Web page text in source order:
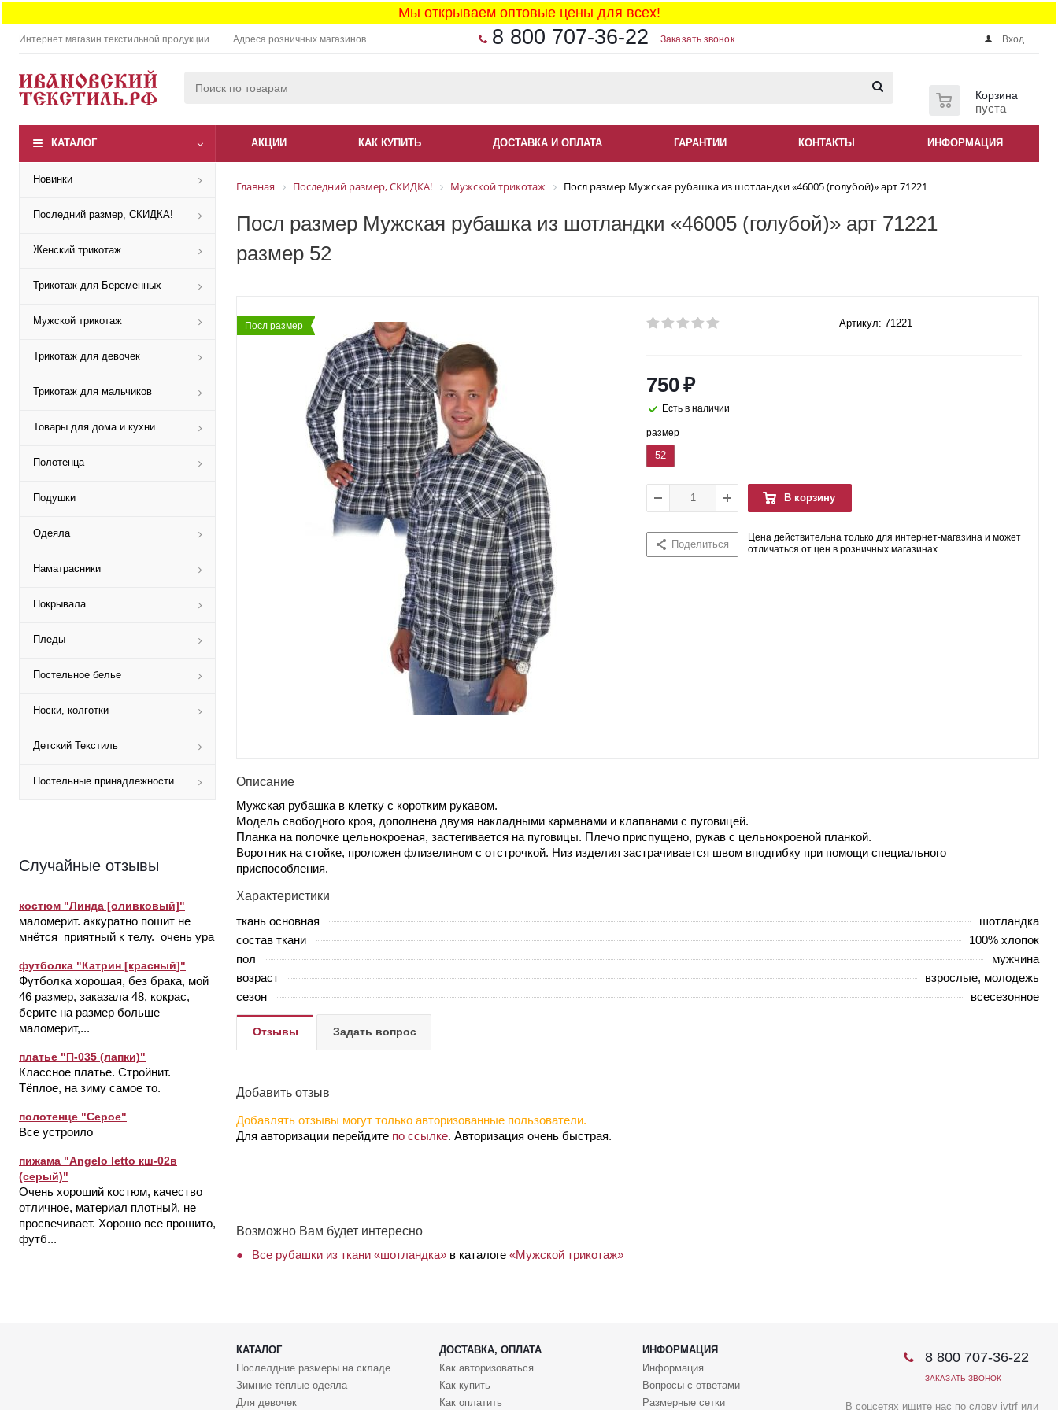
Мы открываем оптовые цены для всех!
Интернет магазин текстильной продукции Адреса розничных магазинов 8 800 707-36-22 Заказать звонок Вход
Корзина
пуста
КАТАЛОГ АКЦИИ КАК КУПИТЬ ДОСТАВКА И ОПЛАТА ГАРАНТИИ КОНТАКТЫ ИНФОРМАЦИЯ
Новинки
Последний размер, СКИДКА!
Женский трикотаж
Трикотаж для Беременных
Мужской трикотаж
Трикотаж для девочек
Трикотаж для мальчиков
Товары для дома и кухни
Полотенца
Подушки
Одеяла
Наматрасники
Покрывала
Пледы
Постельное белье
Носки, колготки
Детский Текстиль
Постельные принадлежности
Случайные отзывы
костюм "Линда [оливковый]"
маломерит. аккуратно пошит не
мнётся приятный к телу. очень ура
футболка "Катрин [красный]"
Футболка хорошая, без брака, мой
46 размер, заказала 48, кокрас,
берите на размер больше
маломерит,...
платье "П-035 (лапки)"
Классное платье. Стройнит.
Тёплое, на зиму самое то.
полотенце "Серое"
Все устроило
пижама "Angelo letto кш-02в
(серый)"
Очень хороший костюм, качество
отличное, материал плотный, не
просвечивает. Хорошо все прошито,
футб...
Главная Последний размер, СКИДКА! Мужской трикотаж Посл размер Мужская рубашка из шотландки «46005 (голубой)» арт 71221
Посл размер Мужская рубашка из шотландки «46005 (голубой)» арт 71221
размер 52
Посл размер Артикул: 71221
750₽
Есть в наличии
размер
52
В корзину
Поделиться
Цена действительна только для интернет-магазина и может
отличаться от цен в розничных магазинах
Описание
Мужская рубашка в клетку с коротким рукавом.
Модель свободного кроя, дополнена двумя накладными карманами и клапанами с пуговицей.
Планка на полочке цельнокроеная, застегивается на пуговицы. Плечо приспущено, рукав с цельнокроеной планкой.
Воротник на стойке, проложен флизелином с отстрочкой. Низ изделия застрачивается швом вподгибку при помощи специального
приспособления.
Характеристики
ткань основная
шотландка
состав ткани
100% хлопок
пол
мужчина
возраст
взрослые, молодежь
сезон
всесезонное
Отзывы Задать вопрос
Добавить отзыв
Добавлять отзывы могут только авторизованные пользователи.
Для авторизации перейдите по ссылке. Авторизация очень быстрая.
Возможно Вам будет интересно
Все рубашки из ткани «шотландка» в каталоге «Мужской трикотаж»
КАТАЛОГ ДОСТАВКА, ОПЛАТА
ИНФОРМАЦИЯ
Послелдние размеры на складе
Зимние тёплые одеяла
Для девочек
Как авторизоваться
Как купить
Как оплатить
Информация
Вопросы с ответами
Размерные сетки
8 800 707-36-22
ЗАКАЗАТЬ ЗВОНОК
В соцсетях ищите нас по слову ivtrf или